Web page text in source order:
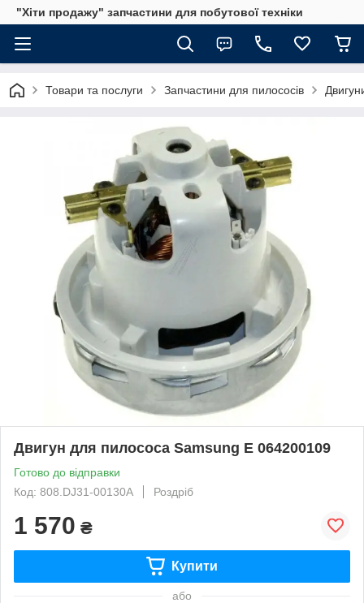
"Хіти продажу" запчастини для побутової техніки
Товари та послуги Запчастини для пилососів
Двигун для пилососа Samsung E 064200109
Готово до відправки
Код: 808.DJ31-00130A
Роздріб
1 570 ₴
Купити
або